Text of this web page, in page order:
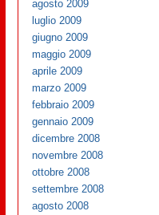
agosto 2009
luglio 2009
giugno 2009
maggio 2009
aprile 2009
marzo 2009
febbraio 2009
gennaio 2009
dicembre 2008
novembre 2008
ottobre 2008
settembre 2008
agosto 2008